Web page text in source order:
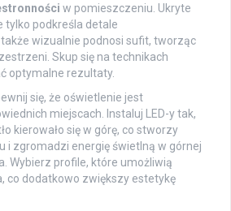
w pomieszczeniu. Ukryte
tylko podkreśla detale
wizualnie podnosi sufit, tworząc
Skup się na technikach
optymalne rezultaty.
się, że oświetlenie jest
miejscach. Instaluj LED-y tak,
kierowało się w górę, co stworzy
i zgromadzi energię świetlną w górnej
Wybierz profile, które umożliwią
co dodatkowo zwiększy estetykę